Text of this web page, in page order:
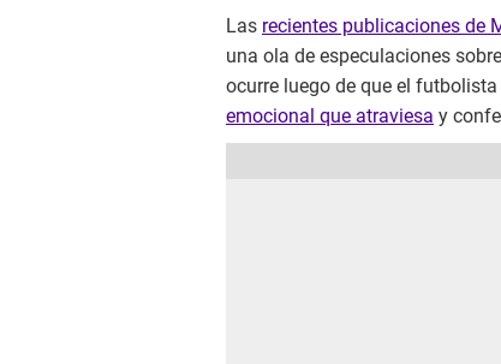
Las recientes publicaciones de
una ola de especulaciones
ocurre luego de que el futbolista
emocional que atraviesa y